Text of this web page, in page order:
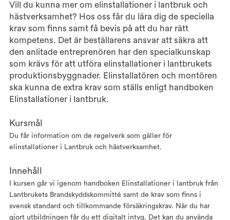
Vill du kunna mer om elinstallationer i lantbruk och
hästverksamhet? Hos oss får du lära dig de speciella
krav som finns samt få bevis på att du har rätt
kompetens. Det är beställarens ansvar att säkra att
den anlitade entreprenören har den specialkunskap
som krävs för att utföra elinstallationer i lantbrukets
produktionsbyggnader. Elinstallatören och montören
ska kunna de extra krav som ställs enligt handboken
Elinstallationer i lantbruk.
Kursmål
Du får information om de regelverk som gäller för
elinstallationer i Lantbruk och hästverksamhet.
Innehåll
I kursen går vi igenom handboken Elinstallationer i lantbruk från
Lantbrukets Brandskyddskommitté samt de krav som finns i
svensk standard och tillkommande försäkringskrav. När du har
gjort utbildningen får du ett digitalt intyg. Det kan du använda